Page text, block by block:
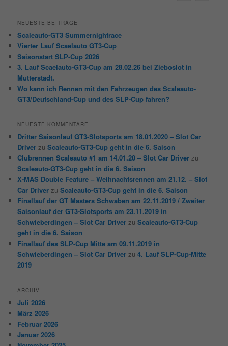
NEUESTE BEITRÄGE
Scaleauto-GT3 Summernightrace
Vierter Lauf Scaelauto GT3-Cup
Saisonstart SLP-Cup 2026
3. Lauf Scaelauto-GT3-Cup am 28.02.26 bei Zieboslot in
Mutterstadt.
Wo kann ich Rennen mit den Fahrzeugen des Scaleauto-
GT3/Deutschland-Cup und des SLP-Cup fahren?
NEUESTE KOMMENTARE
Dritter Saisonlauf GT3-Slotsports am 18.01.2020 – Slot Car
Driver zuScaleauto-GT3-Cup geht in die 6. Saison
Clubrennen Scaleauto #1 am 14.01.20 – Slot Car Driver zu
Scaleauto-GT3-Cup geht in die 6. Saison
X-MAS Double Feature – Weihnachtsrennen am 21.12. – Slot
Car Driver zuScaleauto-GT3-Cup geht in die 6. Saison
Finallauf der GT Masters Schwaben am 22.11.2019 / Zweiter
Saisonlauf der GT3-Slotsports am 23.11.2019 in
Schwieberdingen – Slot Car Driver zuScaleauto-GT3-Cup
geht in die 6. Saison
Finallauf des SLP-Cup Mitte am 09.11.2019 in
Schwieberdingen – Slot Car Driver zu4. Lauf SLP-Cup-Mitte
2019
ARCHIV
Juli 2026
März 2026
Februar 2026
Januar 2026